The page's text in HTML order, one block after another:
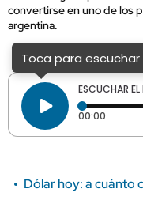
convertirse en uno de los
argentina.
Toca para escuchar
ESCUCHAR
00:00
Dólar hoy: a cuánto